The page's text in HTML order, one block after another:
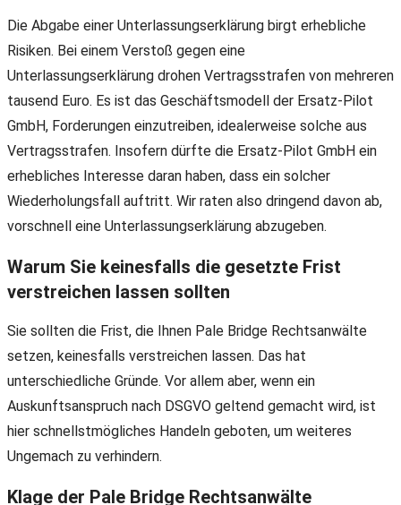
Die Abgabe einer Unterlassungserklärung birgt erhebliche
Risiken. Bei einem Verstoß gegen eine
Unterlassungserklärung drohen Vertragsstrafen von mehreren
tausend Euro. Es ist das Geschäftsmodell der Ersatz-Pilot
GmbH, Forderungen einzutreiben, idealerweise solche aus
Vertragsstrafen. Insofern dürfte die Ersatz-Pilot GmbH ein
erhebliches Interesse daran haben, dass ein solcher
Wiederholungsfall auftritt. Wir raten also dringend davon ab,
vorschnell eine Unterlassungserklärung abzugeben.
Warum Sie keinesfalls die gesetzte Frist
verstreichen lassen sollten
Sie sollten die Frist, die Ihnen Pale Bridge Rechtsanwälte
setzen, keinesfalls verstreichen lassen. Das hat
unterschiedliche Gründe. Vor allem aber, wenn ein
Auskunftsanspruch nach DSGVO geltend gemacht wird, ist
hier schnellstmögliches Handeln geboten, um weiteres
Ungemach zu verhindern.
Klage der Pale Bridge Rechtsanwälte